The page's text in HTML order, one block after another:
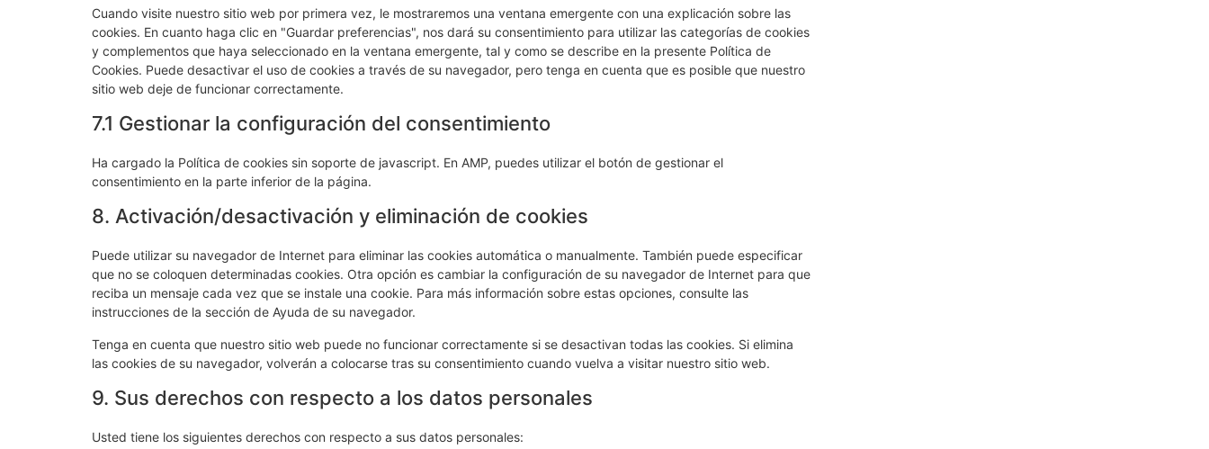
Cuando visite nuestro sitio web por primera vez, le mostraremos una ventana emergente con una explicación sobre las
cookies. En cuanto haga clic en "Guardar preferencias", nos dará su consentimiento para utilizar las categorías de cookies
y complementos que haya seleccionado en la ventana emergente, tal y como se describe en la presente Política de
Cookies. Puede desactivar el uso de cookies a través de su navegador, pero tenga en cuenta que es posible que nuestro
sitio web deje de funcionar correctamente.
7.1 Gestionar la configuración del consentimiento
Ha cargado la Política de cookies sin soporte de javascript. En AMP, puedes utilizar el botón de gestionar el
consentimiento en la parte inferior de la página.
8. Activación/desactivación y eliminación de cookies
Puede utilizar su navegador de Internet para eliminar las cookies automática o manualmente. También puede especificar
que no se coloquen determinadas cookies. Otra opción es cambiar la configuración de su navegador de Internet para que
reciba un mensaje cada vez que se instale una cookie. Para más información sobre estas opciones, consulte las
instrucciones de la sección de Ayuda de su navegador.
Tenga en cuenta que nuestro sitio web puede no funcionar correctamente si se desactivan todas las cookies. Si elimina
las cookies de su navegador, volverán a colocarse tras su consentimiento cuando vuelva a visitar nuestro sitio web.
9. Sus derechos con respecto a los datos personales
Usted tiene los siguientes derechos con respecto a sus datos personales: